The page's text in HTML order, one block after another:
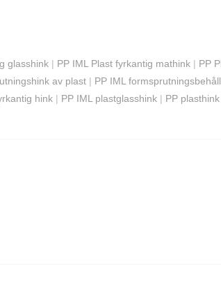
glasshink | PP IML Plast fyrkantig mathink | PP
av plast | PP IML
hink | PP IML plastglasshink | PP